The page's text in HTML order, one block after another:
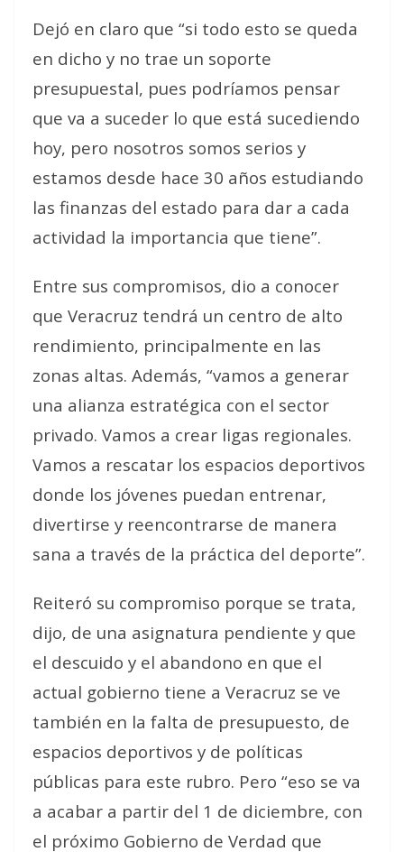
Dejó en claro que “si todo esto se queda
en dicho y no trae un soporte
presupuestal, pues podríamos pensar
que va a suceder lo que está sucediendo
hoy, pero nosotros somos serios y
estamos desde hace 30 años estudiando
las finanzas del estado para dar a cada
actividad la importancia que tiene”.
Entre sus compromisos, dio a conocer
que Veracruz tendrá un centro de alto
rendimiento, principalmente en las
zonas altas. Además, “vamos a generar
una alianza estratégica con el sector
privado. Vamos a crear ligas regionales.
Vamos a rescatar los espacios deportivos
donde los jóvenes puedan entrenar,
divertirse y reencontrarse de manera
sana a través de la práctica del deporte”.
Reiteró su compromiso porque se trata,
dijo, de una asignatura pendiente y que
el descuido y el abandono en que el
actual gobierno tiene a Veracruz se ve
también en la falta de presupuesto, de
espacios deportivos y de políticas
públicas para este rubro. Pero “eso se va
a acabar a partir del 1 de diciembre, con
el próximo Gobierno de Verdad que